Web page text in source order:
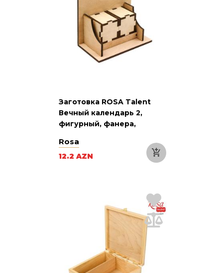
Заготовка ROSA Talent
Вечный календарь 2,
фигурный, фанера,
Rosa
12.2 AZN